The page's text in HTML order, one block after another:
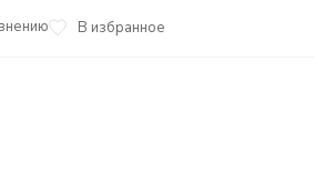
В избранное